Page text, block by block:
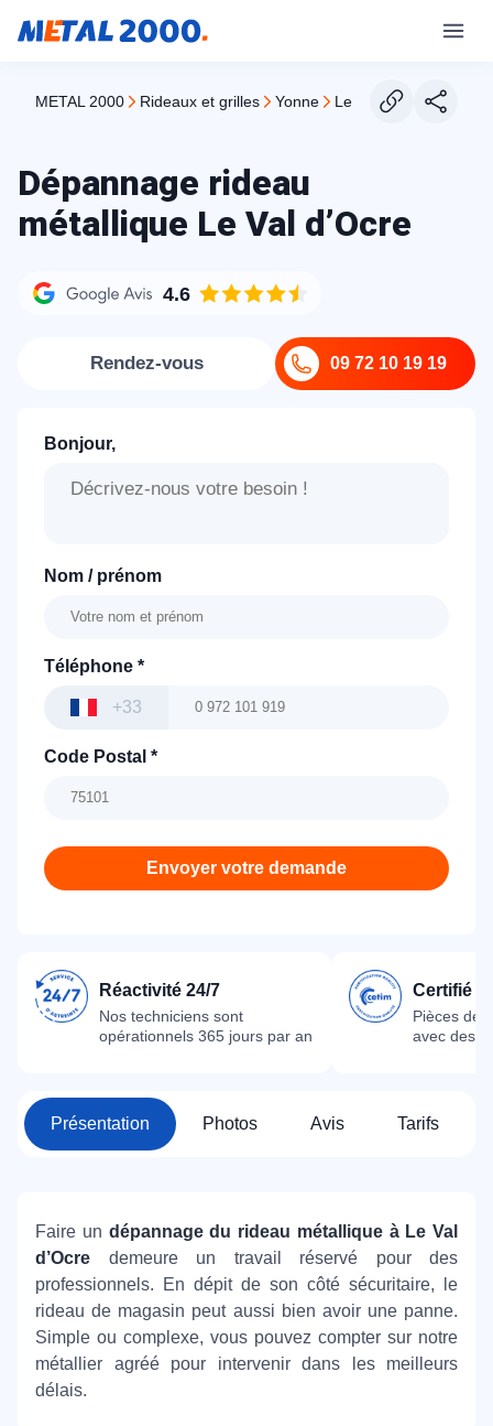
METAL 2000 rideaux et grilles yonne le val d ocre
Dépannage rideau
métallique Le Val d’Ocre
4.6
09 72 10 19 19
Rendez-vous
Bonjour,
Nom / prénom
Téléphone *
+33
Code Postal *
Envoyer votre demande
Réactivité 24/7
Nos techniciens sont
opérationnels 365 jours par an
Certifié
Pièces
avec des
Présentation Photos Avis Tarifs
Faire un dépannage du rideau métallique à Le Val
d’Ocre demeure un travail réservé pour des
professionnels. En dépit de son côté sécuritaire, le
rideau de magasin peut aussi bien avoir une panne.
Simple ou complexe, vous pouvez compter sur notre
métallier agréé pour intervenir dans les meilleurs
délais.